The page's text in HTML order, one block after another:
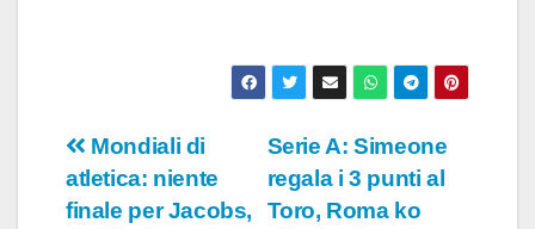
Navigazione
articoli
Serie A: Simeone
regala i 3 punti al
Toro, Roma ko
Mondiali di
atletica: niente
finale per Jacobs,